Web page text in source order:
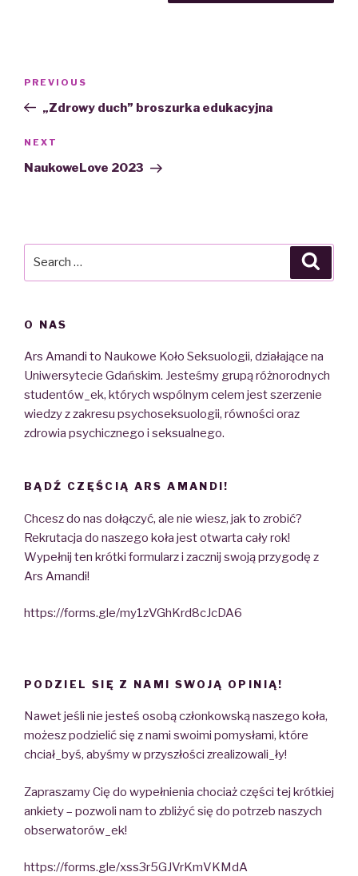
Previous
Post
PREVIOUS
„Zdrowy duch” broszurka edukacyjna
Next
Post
NEXT
NaukoweLove 2023
O NAS
Ars Amandi to Naukowe Koło Seksuologii, działające na
Uniwersytecie Gdańskim. Jesteśmy grupą różnorodnych
studentów_ek, których wspólnym celem jest szerzenie
wiedzy z zakresu psychoseksuologii, równości oraz
zdrowia psychicznego i seksualnego.
BĄDŹ CZĘŚCIĄ ARS AMANDI!
Chcesz do nas dołączyć, ale nie wiesz, jak to zrobić?
Rekrutacja do naszego koła jest otwarta cały rok!
Wypełnij ten krótki formularz i zacznij swoją przygodę z
Ars Amandi!
https://forms.gle/my1zVGhKrd8cJcDA6
PODZIEL SIĘ Z NAMI SWOJĄ OPINIĄ!
Nawet jeśli nie jesteś osobą członkowską naszego koła,
możesz podzielić się z nami swoimi pomysłami, które
chciał_byś, abyśmy w przyszłości zrealizowali_ły!
Zapraszamy Cię do wypełnienia chociaż części tej krótkiej
ankiety – pozwoli nam to zbliżyć się do potrzeb naszych
obserwatorów_ek!
https://forms.gle/xss3r5GJVrKmVKMdA